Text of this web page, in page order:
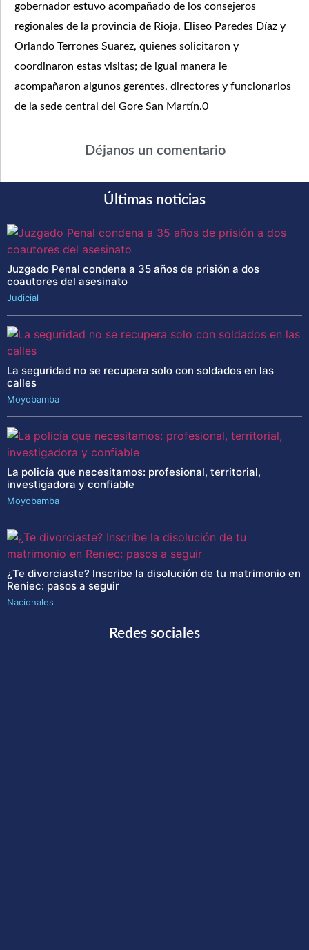
gobernador estuvo acompañado de los consejeros
regionales de la provincia de Rioja, Eliseo Paredes Díaz y
Orlando Terrones Suarez, quienes solicitaron y
coordinaron estas visitas; de igual manera le
acompañaron algunos gerentes, directores y funcionarios
de la sede central del Gore San Martín.0
Déjanos un comentario
Últimas noticias
Juzgado Penal condena a 35 años de prisión a dos
coautores del asesinato
Judicial
La seguridad no se recupera solo con soldados en las
calles
Moyobamba
La policía que necesitamos: profesional, territorial,
investigadora y confiable
Moyobamba
¿Te divorciaste? Inscribe la disolución de tu matrimonio en
Reniec: pasos a seguir
Nacionales
Redes sociales